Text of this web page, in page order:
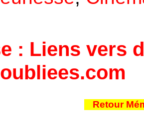
: Liens vers
Retour